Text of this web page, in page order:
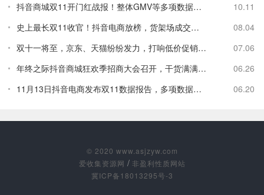
抖音商城双11开门红战报！整体GMV等多项数据大幅提升
10.11
史上最长双11收官！抖音电商放榜，货架场成交额亮眼
08.04
双十一将至，京东、天猫纷纷发力，打响低价促销第一枪
07.06
年终之际抖音商城狂欢季招商大会召开，干货满满助力商家
06.26
11月13日抖音电商发布双11数据报告，多项数据亮眼
06.20
© 2020 www.asjzyw.com
爱收集资源网 / 非盈利性质网站
冀ICP备18013295号-3